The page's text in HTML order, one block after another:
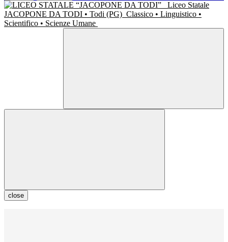
Liceo Statale
JACOPONE DA TODI • Todi (PG) Classico • Linguistico •
Scientifico • Scienze Umane
close